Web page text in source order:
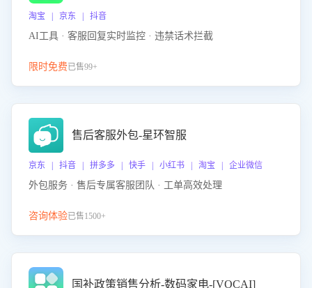
淘宝 | 京东 | 抖音
AI工具 · 客服回复实时监控 · 违禁话术拦截
限时免费已售99+
售后客服外包-星环智服
京东 | 抖音 | 拼多多 | 快手 | 小红书 | 淘宝 | 企业微信
外包服务 · 售后专属客服团队 · 工单高效处理
咨询体验已售1500+
国补政策销售分析-数码家电-[VOCAI]